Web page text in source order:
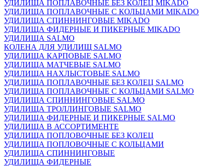
УДИЛИЩА ПОПЛАВОЧНЫЕ БЕЗ КОЛЕЦ MIKADO
УДИЛИЩА ПОПЛАВОЧНЫЕ С КОЛЬЦАМИ MIKADO
УДИЛИЩА СПИННИНГОВЫЕ MIKADO
УДИЛИЩА ФИДЕРНЫЕ И ПИКЕРНЫЕ MIKADO
УДИЛИЩА SALMO
КОЛЕНА ДЛЯ УДИЛИЩ SALMO
УДИЛИЩА КАРПОВЫЕ SALMO
УДИЛИЩА МАТЧЕВЫЕ SALMO
УДИЛИЩА НАХЛЫСТОВЫЕ SALMO
УДИЛИЩА ПОПЛАВОЧНЫЕ БЕЗ КОЛЕЦ SALMO
УДИЛИЩА ПОПЛАВОЧНЫЕ С КОЛЬЦАМИ SALMO
УДИЛИЩА СПИННИНГОВЫЕ SALMO
УДИЛИЩА ТРОЛЛИНГОВЫЕ SALMO
УДИЛИЩА ФИДЕРНЫЕ И ПИКЕРНЫЕ SALMO
УДИЛИЩА В АССОРТИМЕНТЕ
УДИЛИЩА ПОПЛОВОЧНЫЕ БЕЗ КОЛЕЦ
УДИЛИЩА ПОПЛОВОЧНЫЕ С КОЛЬЦАМИ
УДИЛИЩА СПИННИНГОВЫЕ
УДИЛИЩА ФИДЕРНЫЕ